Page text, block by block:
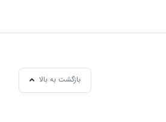
بازگشت به بالا